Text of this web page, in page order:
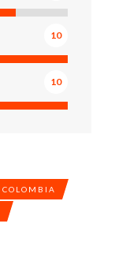
10
10
COLOMBIA